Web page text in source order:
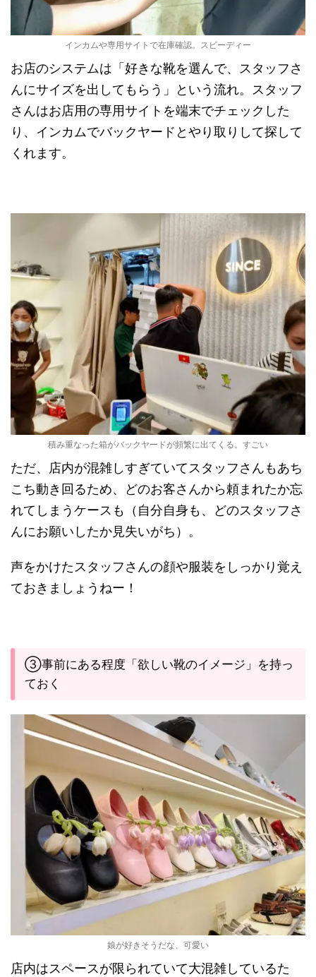
インカムや専用サイトで在庫確認。スピーディー
お店のシステムは「好きな靴を選んで、スタッフさ
んにサイズを出してもらう」という流れ。スタッフ
さんはお店用の専用サイトを端末でチェックした
り、インカムでバックヤードとやり取りして探して
くれます。
積み重なった箱がバックヤードが頻繁に出てくる。すごい
ただ、店内が混雑しすぎていてスタッフさんもあち
こち動き回るため、どのお客さんから頼まれたか忘
れてしまうケースも（自分自身も、どのスタッフさ
んにお願いしたか見失いがち）。
声をかけたスタッフさんの顔や服装をしっかり覚え
ておきましょうねー！
③事前にある程度「欲しい靴のイメージ」を持っ
ておく
娘が好きそうだな、可愛い
店内はスペースが限られていて大混雑しているた